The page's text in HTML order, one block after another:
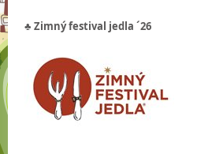
♣ Zimný festival jedla ´26